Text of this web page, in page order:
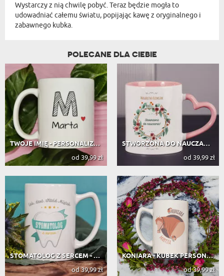
Wystarczy z nią chwilę pobyć. Teraz będzie mogła to
udowadniać całemu światu, popijając kawę z oryginalnego i
zabawnego kubka.
POLECANE DLA CIEBIE
TWOJE IMIĘ - PERSONALIZOWANY KUBEK
od 39,99 zł
STWORZONA DO NAUCZANIA - KUBEK PERS...
od 39,99 zł
STOMATOLOG Z SERCEM - PERSONALIZOWA...
od 39,99 zł
KONIARA - KUBEK PERSONALIZOWANY
od 39,99 zł